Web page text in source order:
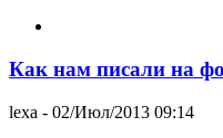
Как нам писали на
lexa - 02/Июл/2013 09:14